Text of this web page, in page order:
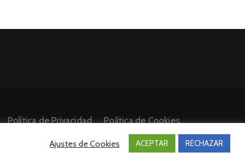
Política de Privacidad
Política de Cookies
Ajustes de Cookies ACEPTAR RECHAZAR